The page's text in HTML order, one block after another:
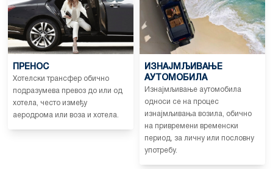
ПРЕНОС
Хотелски трансфер обично
подразумева превоз до или од
хотела, често између
аеродрома или воза и хотела.
ИЗНАЈМЉИВАЊЕ
АУТОМОБИЛА
Изнајмљивање аутомобила
односи се на процес
изнајмљивања возила, обично
на привремени временски
период, за личну или пословну
употребу.